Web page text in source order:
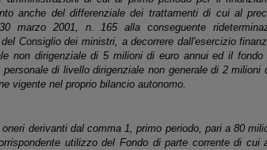
anche del differenziale dei trattamenti di cui al
marzo 2001, n. 165 alla conseguente
Consiglio dei ministri, a decorrere dall'esercizio
non dirigenziale di 5 milioni di euro annui ed il
personale di livello dirigenziale non generale di 2
vigente nel proprio bilancio autonomo.
derivanti dal comma 1, primo periodo, pari a 80
utilizzo del Fondo di parte corrente di